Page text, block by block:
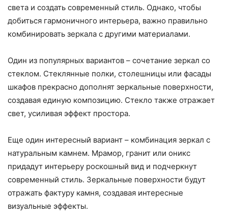
света и создать современный стиль. Однако, чтобы
добиться гармоничного интерьера, важно правильно
комбинировать зеркала с другими материалами.
Один из популярных вариантов – сочетание зеркал со
стеклом. Стеклянные полки, столешницы или фасады
шкафов прекрасно дополнят зеркальные поверхности,
создавая единую композицию. Стекло также отражает
свет, усиливая эффект простора.
Еще один интересный вариант – комбинация зеркал с
натуральным камнем. Мрамор, гранит или оникс
придадут интерьеру роскошный вид и подчеркнут
современный стиль. Зеркальные поверхности будут
отражать фактуру камня, создавая интересные
визуальные эффекты.